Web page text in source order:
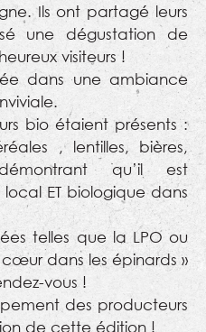
Ils ont partagé leurs
une dégustation de
visiteurs !
dans une ambiance
bio étaient présents :
, lentilles, bières,
qu’il est
ET biologique dans
telles que la LPO ou
dans les épinards »
vous !
des producteurs
de cette édition !